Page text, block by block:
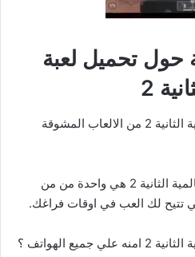
حول تحميل لعبة
2
هل لعبة الحرب العالمية الثانية 2 من الالعاب المشوقة
بالتاكيد لعبة الحرب العالمية الثانية 2 هي واحدة من من
تتيح لك العب في اوقات فراغك.
الهواتف ؟